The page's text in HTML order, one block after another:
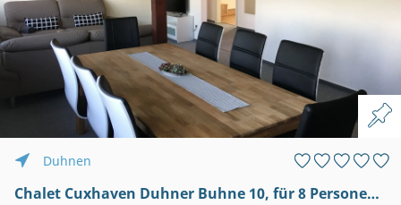
Duhnen
Chalet Cuxhaven Duhner Buhne 10, für 8 Personen, strandnah, WLAN